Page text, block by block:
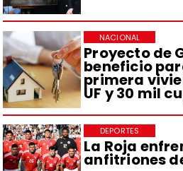
Proyecto de
beneficio
primera
UF y 30 mil
NACIONAL
La Roja
anfitriones
DEPORTES